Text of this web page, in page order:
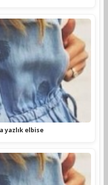
yazlık elbise